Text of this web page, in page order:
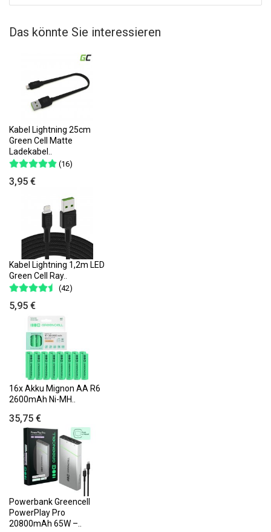
Das könnte Sie interessieren
Kabel Lightning 25cm
Green Cell Matte
Ladekabel..
(16)
3,95 €
Kabel Lightning 1,2m LED
Green Cell Ray..
(42)
5,95 €
16x Akku Mignon AA R6
2600mAh Ni-MH..
35,75 €
Powerbank Greencell
PowerPlay Pro
20800mAh 65W –..